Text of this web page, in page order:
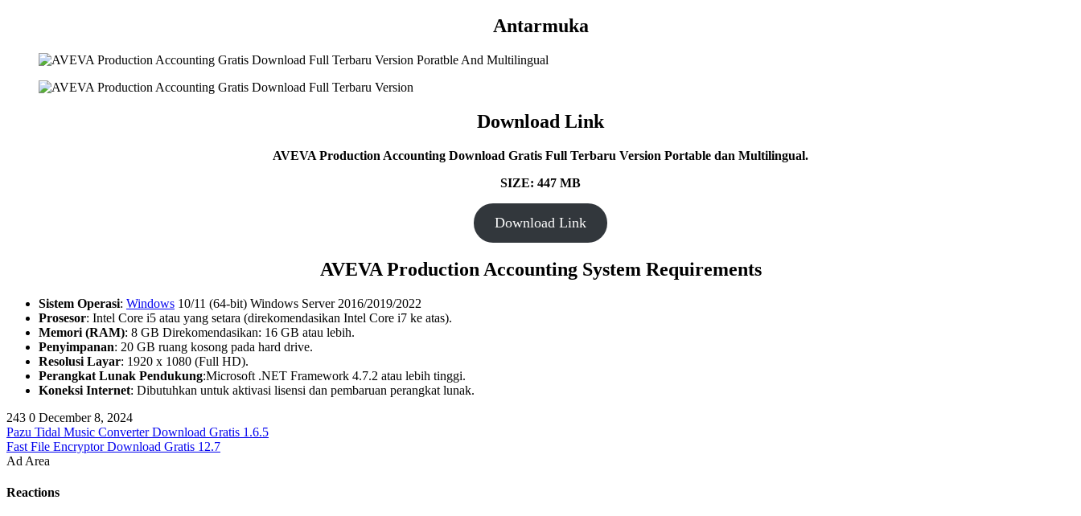
Antarmuka
Download Link
AVEVA Production Accounting Download Gratis Full Terbaru Version Portable dan Multilingual.
SIZE: 447 MB
Download Link
AVEVA Production Accounting System Requirements
Sistem Operasi: Windows 10/11 (64-bit) Windows Server 2016/2019/2022
Prosesor: Intel Core i5 atau yang setara (direkomendasikan Intel Core i7 ke atas).
Memori (RAM): 8 GB Direkomendasikan: 16 GB atau lebih.
Penyimpanan: 20 GB ruang kosong pada hard drive.
Resolusi Layar: 1920 x 1080 (Full HD).
Perangkat Lunak Pendukung:Microsoft .NET Framework 4.7.2 atau lebih tinggi.
Koneksi Internet: Dibutuhkan untuk aktivasi lisensi dan pembaruan perangkat lunak.
243 0 December 8, 2024
Pazu Tidal Music Converter Download Gratis 1.6.5
Fast File Encryptor Download Gratis 12.7
Ad Area
Reactions